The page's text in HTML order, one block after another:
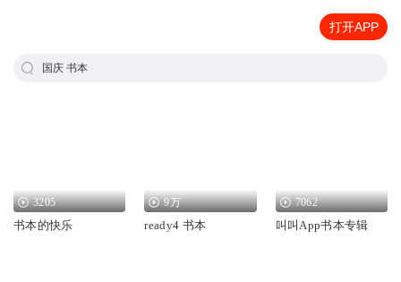
打开APP
国庆 书本
3205
书本的快乐
9万
ready4 书本
7062
叫叫App书本专辑